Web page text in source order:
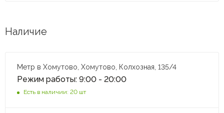
Наличие
Метр в Хомутово, Хомутово, Колхозная, 135/4
Режим работы: 9:00 - 20:00
Есть в наличии: 20 шт